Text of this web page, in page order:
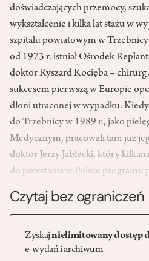
doświadczających przemocy,
wykształcenie i kilka lat stażu w
szpitalu powiatowym w Trzebnicy
od 1973 r. istniał Ośrodek
doktor Ryszard Kocięba –
sukcesem pierwszą w Europie
dłoni utraconej w wypadku.
do Trzebnicy w 1989 r., jako
Medycznym, pracowali tam już
doktor Jerzy Jabłecki, który
do powstania w Polsce programu
Czytaj bez ograniczeń
Zyskajnielimitowany dostęp
e-wydań i archiwum